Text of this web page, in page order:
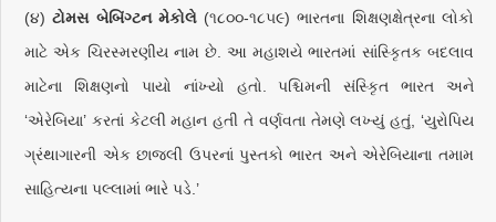
(૪)ટોમસ બેબિંગ્ટન મેકોલે(૧૮૦૦-૧૮૫૯) ભારતના શિક્ષણક્ષેત્રના લોકો
માટે એક ચિરસ્મરણીય નામ છે. આ મહાશયે ભારતમાં સાંસ્કૃિતક બદલાવ
માટેના શિક્ષણનો પાયો નાંખ્યો હતો. પશ્ચિમની સંસ્કૃિત ભારત અને
‘એરેબિયા’ કરતાં કેટલી મહાન હતી તે વર્ણવતા તેમણે લખ્યું હતું, ‘યુરોપિય
ગ્રંથાગારની એક છાજલી ઉપરનાં પુસ્તકો ભારત અને એરેબિયાના તમામ
સાહિત્યના પલ્લામાં ભારે પડે.’